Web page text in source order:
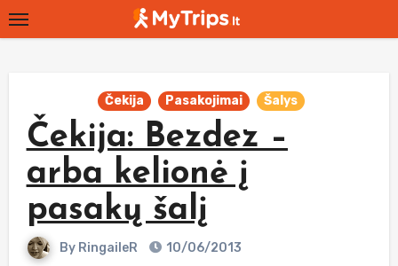
Skip
to
Čekija Pasakojimai Šalys
Čekija: Bezdez –
arba kelionė į
pasakų šalį
By RingaileR 10/06/2013